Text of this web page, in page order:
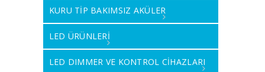
KURU TİP BAKIMSIZ AKÜLER
LED ÜRÜNLERİ
LED DIMMER VE KONTROL CİHAZLARI